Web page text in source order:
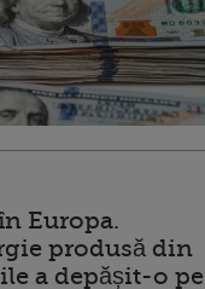
Europa.
produsă din
a depășit-o pe